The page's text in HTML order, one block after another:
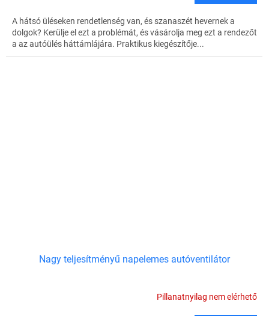
A hátsó üléseken rendetlenség van, és szanaszét hevernek a
dolgok? Kerülje el ezt a problémát, és vásárolja meg ezt a rendezőt
a az autóülés háttámlájára. Praktikus kiegészítője...
Nagy teljesítményű napelemes autóventilátor
Pillanatnyilag nem elérhető